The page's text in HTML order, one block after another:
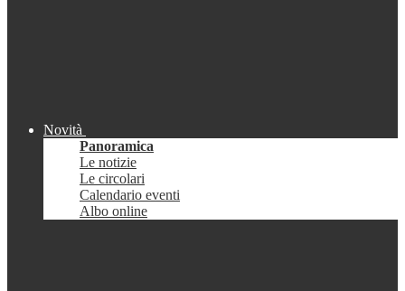
Novità
Panoramica
Le notizie
Le circolari
Calendario eventi
Albo online